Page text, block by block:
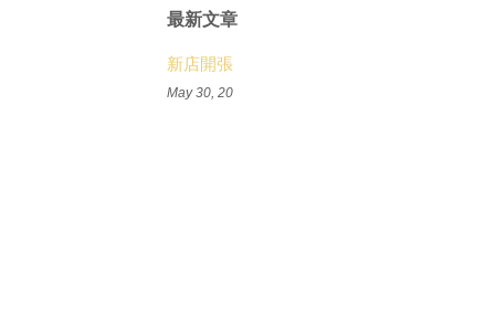
最新文章
新店開張
May 30, 20